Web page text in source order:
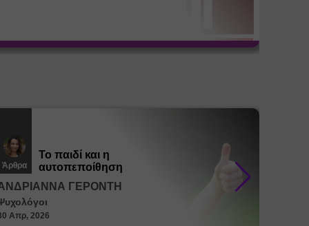
Άρθρα
Το παιδί και η
αυτοπεποίθηση
ΓΕΡΟΝΤΗ
Απρ, 2026